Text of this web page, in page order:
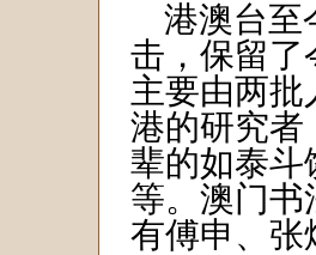
港澳台至
击，保留了
主要由两
港的研究者
辈的如泰斗
等。澳门书
有傅申、